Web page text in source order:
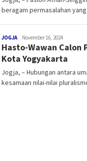
beragam permasalahan
JOGJARedaksi
November 16, 2024
Hasto-Wawan Calon
Kota Yogyakarta
Jogja, – Hubungan antara
kesamaan nilai-nilai